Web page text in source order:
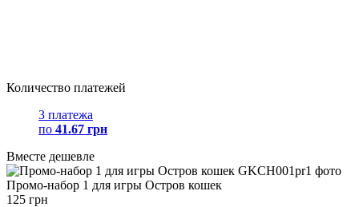
Количество платежей
3 платежа
по 41.67 грн
Вместе дешевле
Промо-набор 1 для игры Остров кошек
125 грн